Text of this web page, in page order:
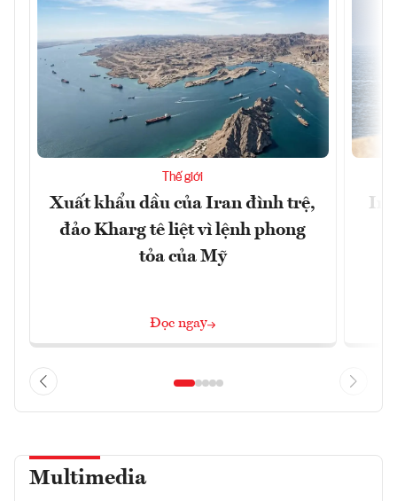
Thế giới
Xuất khẩu dầu của Iran đình trệ,
đảo Kharg tê liệt vì lệnh phong
tỏa của Mỹ
Đọc ngay
Multimedia